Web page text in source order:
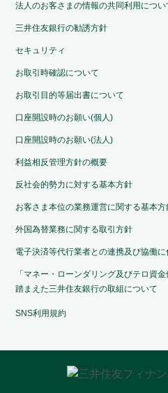
法人のお客さまの情報の共同利用につい
三井住友銀行の勧誘方針
セキュリティ
お取引時確認について
お取引目的等届出書について
口座開設時のお願い(個人)
口座開設時のお願い(法人)
利益相反管理方針の概要
反社会的勢力に対する基本方針
お客さま本位の業務運営に関する基本方
外国為替業務に関する取引方針
電子決済等代行業者との連携及び協働に
「マネー・ローンダリング及びテロ資
踏まえた三井住友銀行の取組について
SNS利用規約